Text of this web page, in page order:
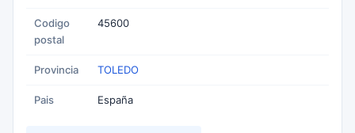
Codigo
postal
45600
Provincia TOLEDO
Pais España